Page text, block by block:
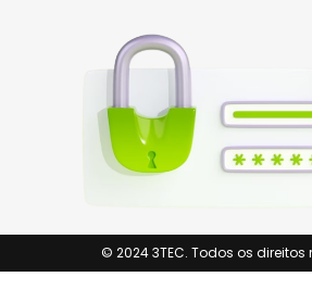
© 2024 3TEC. Todos os direitos